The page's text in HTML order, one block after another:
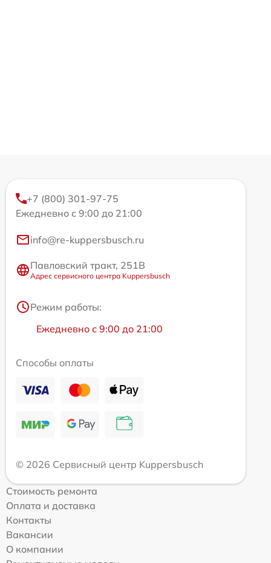
+7 (800) 301-97-75
Ежедневно с 9:00 до 21:00
info@re-kuppersbusch.ru
Павловский тракт, 251В
Адрес сервисного центра Kuppersbusch
Режим работы:
Ежедневно с 9:00 до 21:00
Способы оплаты
© 2026 Сервисный центр Kuppersbusch
Стоимость ремонта
Оплата и доставка
Контакты
Вакансии
О компании